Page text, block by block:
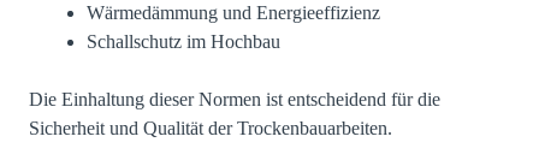
Wärmedämmung und Energieeffizienz
Schallschutz im Hochbau
Die Einhaltung dieser Normen ist entscheidend für die
Sicherheit und Qualität der Trockenbauarbeiten.